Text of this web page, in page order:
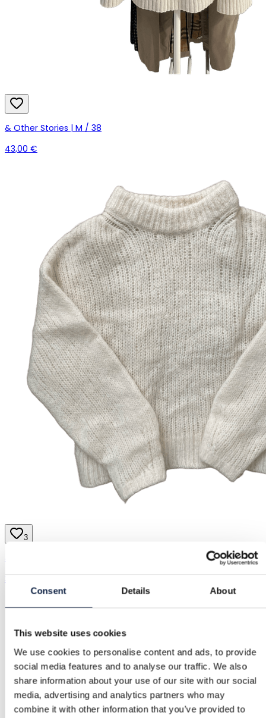
Consent Details About
This website uses cookies
We use cookies to personalise content and ads, to provide
social media features and to analyse our traffic. We also
share information about your use of our site with our social
media, advertising and analytics partners who may
combine it with other information that you’ve provided to
& Other Stories | M / 38
43,00 €
3
& Other Stories | S / 36
30,00 €